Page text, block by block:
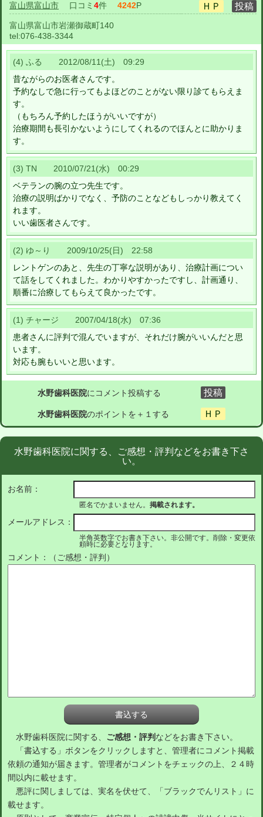
富山県富山市 口コミ 4件 4242P
富山県富山市岩瀬御蔵町140
tel:076-438-3344
(4) ふる 2012/08/11(土) 09:29
昔ながらのお医者さんです。
予約なしで急に行ってもよほどのことがない限り診てもらえま
す。
（もちろん予約したほうがいいですが）
治療期間も長引かないようにしてくれるのでほんとに助かりま
す。
(3) TN 2010/07/21(水) 00:29
ベテランの腕の立つ先生です。
治療の説明ばかりでなく、予防のことなどもしっかり教えてく
れます。
いい歯医者さんです。
(2) ゆ～り 2009/10/25(日) 22:58
レントゲンのあと、先生の丁寧な説明があり、治療計画につい
て話をしてくれました。わかりやすかったですし、計画通り、
順番に治療してもらえて良かったです。
(1) チャージ 2007/04/18(水) 07:36
患者さんに評判で混んでいますが、それだけ腕がいいんだと思
います。
対応も腕もいいと思います。
水野歯科医院にコメント投稿する
水野歯科医院のポイントを＋１する
水野歯科医院に関する、ご感想・評判などをお書き下さ
い。
お名前：
匿名でかまいません。 掲載されます。
メールアドレス：
半角英数字でお書き下さい。非公開です。削除・変更依
頼時に必要となります。
コメント：（ご感想・評判）
水野歯科医院に関する、 ご感想・評判 などをお書き下さい。
「書込する」ボタンをクリックしますと、管理者にコメント掲載
依頼の通知が届きます。管理者がコメントをチェックの上、２４時
間以内に載せます。
悪評に関しましては、実名を伏せて、「ブラックでんリスト」に
載せます。